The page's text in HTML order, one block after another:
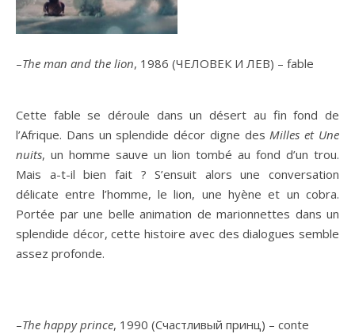
–The man and the lion, 1986 (ЧЕЛОВЕК И ЛЕВ) – fable
Cette fable se déroule dans un désert au fin fond de
l’Afrique. Dans un splendide décor digne desMilles et Une
nuits, un homme sauve un lion tombé au fond d’un trou.
Mais a-t-il bien fait ? S’ensuit alors une conversation
délicate entre l’homme, le lion, une hyène et un cobra.
Portée par une belle animation de marionnettes dans un
splendide décor, cette histoire avec des dialogues semble
assez profonde.
–The happy prince, 1990 (Счастливый принц) – conte